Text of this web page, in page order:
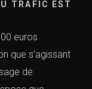
TRAFIC EST
euros
que s’agissant
de